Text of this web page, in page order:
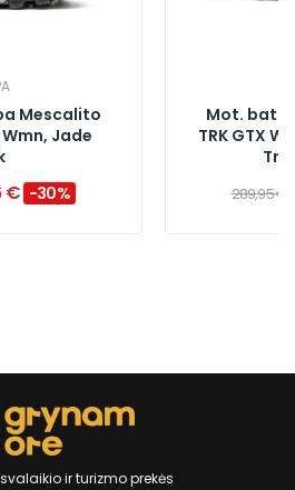
Mescalito
€ −30%
Mot.
TRK GTX
289,95 €
ir turizmo prekės